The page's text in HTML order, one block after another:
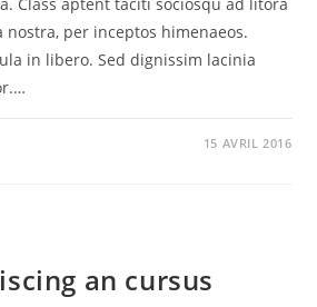
per inceptos himenaeos.
in libero. Sed dignissim lacinia
15 AVRIL 2016
an cursus